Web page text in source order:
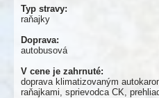
Typ stravy:
raňajky
Doprava:
autobusová
V cene je zahrnuté:
doprava klimatizovaným
raňajkami, sprievodca CK,